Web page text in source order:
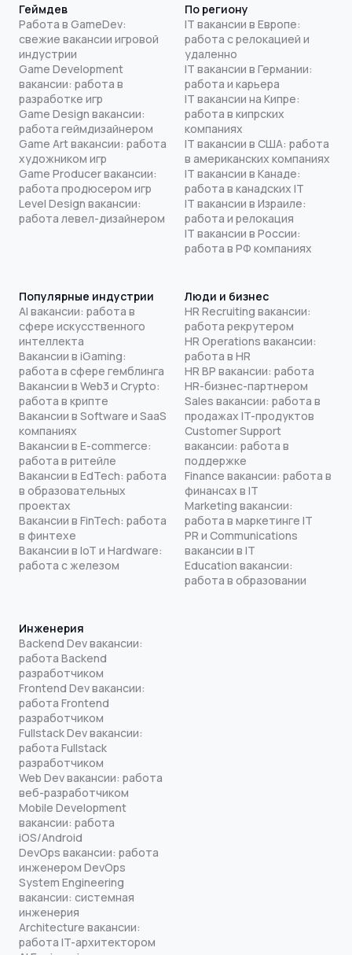
Геймдев
Работа в GameDev:
свежие вакансии игровой
индустрии
Game Development
вакансии: работа в
разработке игр
Game Design вакансии:
работа геймдизайнером
Game Art вакансии: работа
художником игр
Game Producer вакансии:
работа продюсером игр
Level Design вакансии:
работа левел-дизайнером
По региону
IT вакансии в Европе:
работа с релокацией и
удаленно
IT вакансии в Германии:
работа и карьера
IT вакансии на Кипре:
работа в кипрских
компаниях
IT вакансии в США: работа
в американских компаниях
IT вакансии в Канаде:
работа в канадских IT
IT вакансии в Израиле:
работа и релокация
IT вакансии в России:
работа в РФ компаниях
Популярные индустрии
AI вакансии: работа в
сфере искусственного
интеллекта
Вакансии в iGaming:
работа в сфере гемблинга
Вакансии в Web3 и Crypto:
работа в крипте
Вакансии в Software и SaaS
компаниях
Вакансии в E-commerce:
работа в ритейле
Вакансии в EdTech: работа
в образовательных
проектах
Вакансии в FinTech: работа
в финтехе
Вакансии в IoT и Hardware:
работа с железом
Люди и бизнес
HR Recruiting вакансии:
работа рекрутером
HR Operations вакансии:
работа в HR
HR BP вакансии: работа
HR-бизнес-партнером
Sales вакансии: работа в
продажах IT-продуктов
Customer Support
вакансии: работа в
поддержке
Finance вакансии: работа в
финансах в IT
Marketing вакансии:
работа в маркетинге IT
PR и Communications
вакансии в IT
Education вакансии:
работа в образовании
Инженерия
Backend Dev вакансии:
работа Backend
разработчиком
Frontend Dev вакансии:
работа Frontend
разработчиком
Fullstack Dev вакансии:
работа Fullstack
разработчиком
Web Dev вакансии: работа
веб-разработчиком
Mobile Development
вакансии: работа
iOS/Android
DevOps вакансии: работа
инженером DevOps
System Engineering
вакансии: системная
инженерия
Architecture вакансии:
работа IT-архитектором